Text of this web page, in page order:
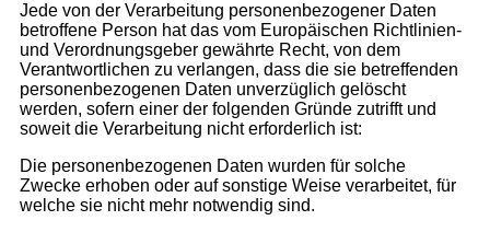
Jede von der Verarbeitung personenbezogener Daten
betroffene Person hat das vom Europäischen Richtlinien-
und Verordnungsgeber gewährte Recht, von dem
Verantwortlichen zu verlangen, dass die sie betreffenden
personenbezogenen Daten unverzüglich gelöscht
werden, sofern einer der folgenden Gründe zutrifft und
soweit die Verarbeitung nicht erforderlich ist:
Die personenbezogenen Daten wurden für solche
Zwecke erhoben oder auf sonstige Weise verarbeitet, für
welche sie nicht mehr notwendig sind.